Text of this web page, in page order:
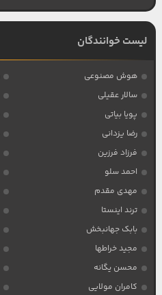
لیست خوانندگان
هوش مصنوعی
سالار عقیلی
پویا بیاتی
رضا یزدانی
فرزاد فرزین
احمد سلو
مهدی مقدم
ترند اینستا
بابک جهانبخش
مجید خراطها
محسن یگانه
کامران مولایی